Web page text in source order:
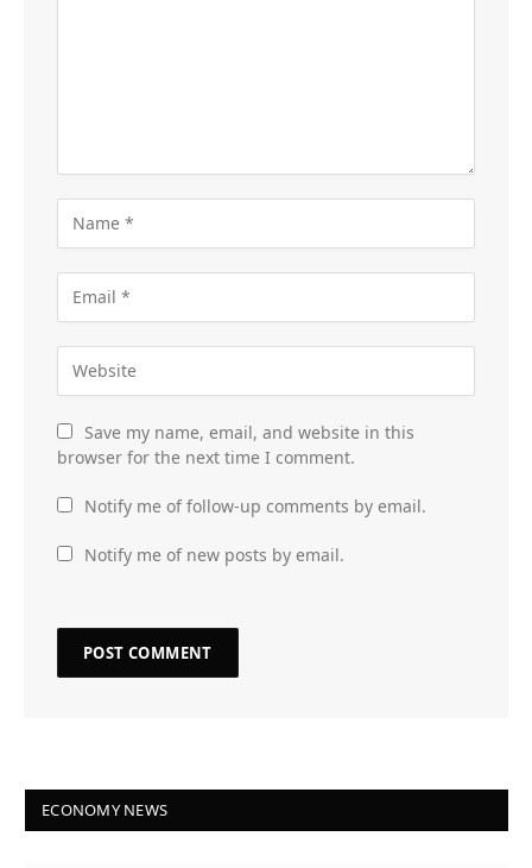
Save my name, email, and website in this
browser for the next time I comment.
Notify me of follow-up comments by email.
Notify me of new posts by email.
ECONOMY NEWS